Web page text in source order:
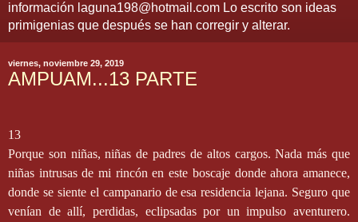
información laguna198@hotmail.com Lo escrito son ideas
primigenias que después se han corregir y alterar.
viernes, noviembre 29, 2019
AMPUAM...13 PARTE
13
Porque son niñas, niñas de padres de altos cargos. Nada más que
niñas intrusas de mi rincón en este boscaje donde ahora amanece,
donde se siente el campanario de esa residencia lejana. Seguro que
venían de allí, perdidas, eclipsadas por un impulso aventurero.